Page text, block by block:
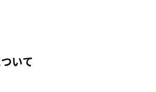
いて